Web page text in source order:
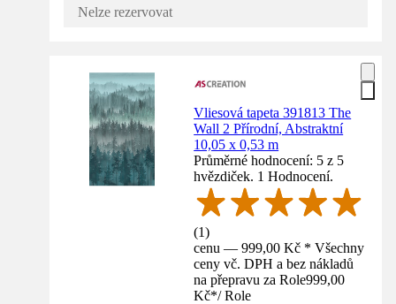
Nelze rezervovat
Vliesová tapeta 391813 The
Wall 2 Přírodní, Abstraktní
10,05 x 0,53 m
Průměrné hodnocení: 5 z 5
hvězdiček. 1 Hodnocení.
(1)
cenu — 999,00 Kč * Všechny
ceny vč. DPH a bez nákladů
na přepravu za Role999,00
Kč*/ Role